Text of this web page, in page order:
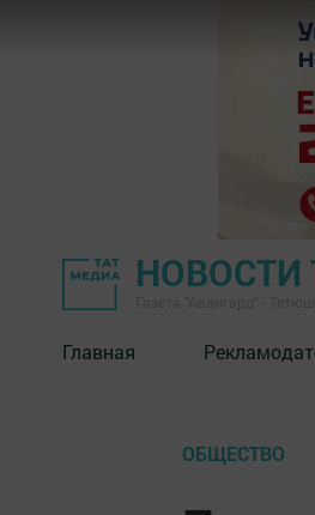
Главная
ОБЩЕСТВО